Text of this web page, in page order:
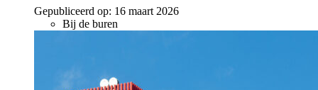
Gepubliceerd op: 16 maart 2026
Bij de buren